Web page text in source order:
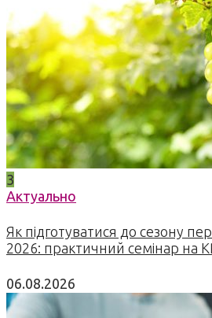
3
Актуально
Як підготуватися до сезону
2026: практичний семінар на
06.08.2026